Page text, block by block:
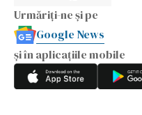
Urmăriți-ne și pe
Google News
și în aplicațiile mobile